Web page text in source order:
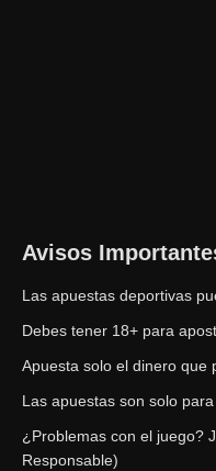
Avisos
Las apuestas deportivas
Debes tener 18+ para
Apuesta solo el dinero que
Las apuestas son solo
¿Problemas con el juego?
Responsable)